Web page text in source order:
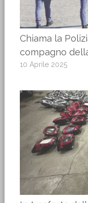
Chiama la
compagno
10 Aprile 2025